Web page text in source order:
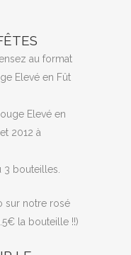
au format
Elevé en Fût
Elevé en
2012 à
3 bouteilles.
sur notre rosé
la bouteille !!)